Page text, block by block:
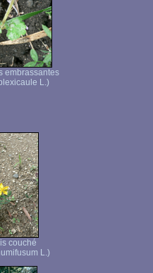
embrassantes
L.)
couché
L.)